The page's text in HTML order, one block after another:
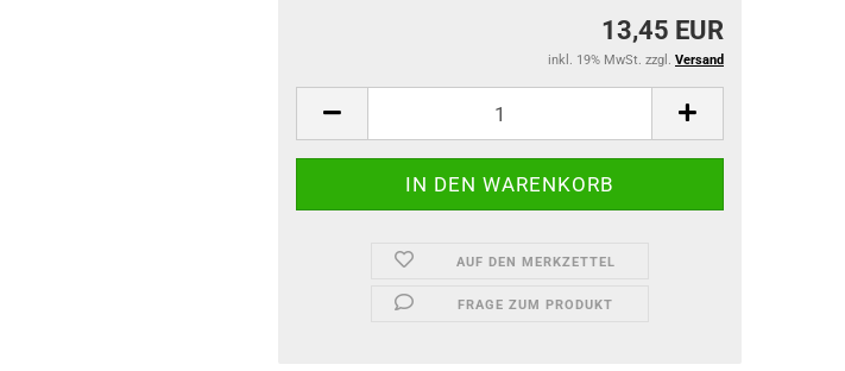
13,45 EUR
inkl. 19% MwSt. zzgl. Versand
AUF DEN MERKZETTEL
FRAGE ZUM PRODUKT